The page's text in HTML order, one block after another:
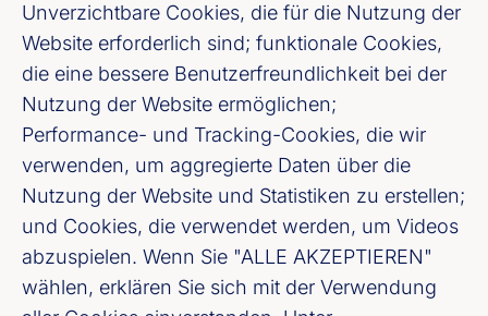
Unverzichtbare Cookies, die für die Nutzung der
Website erforderlich sind; funktionale Cookies,
die eine bessere Benutzerfreundlichkeit bei der
Nutzung der Website ermöglichen;
Performance- und Tracking-Cookies, die wir
verwenden, um aggregierte Daten über die
Nutzung der Website und Statistiken zu erstellen;
und Cookies, die verwendet werden, um Videos
abzuspielen. Wenn Sie "ALLE AKZEPTIEREN"
wählen, erklären Sie sich mit der Verwendung
Fußzeile (Bankenverband)
Impressum
LinkedIn
Youtube
Cookie-Einstellungen
Datenschutz